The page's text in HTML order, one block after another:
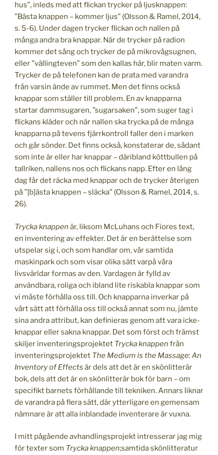
hus”, inleds med att flickan trycker på ljusknappen:
”Bästa knappen – kommer ljus” (Olsson & Ramel, 2014,
s. 5-6). Under dagen trycker flickan och nallen på
många andra bra knappar. När de trycker på radion
kommer det sång och trycker de på mikrovågsugnen,
eller ”vällingteven” som den kallas här, blir maten varm.
Trycker de på telefonen kan de prata med varandra
från varsin ände av rummet. Men det finns också
knappar som ställer till problem. En av knapparna
startar dammsugaren, ”sugarsaken”, som suger tag i
flickans kläder och när nallen ska trycka på de många
knapparna på tevens fjärrkontroll faller den i marken
och går sönder. Det finns också, konstaterar de, sådant
som inte är eller har knappar – däribland köttbullen på
tallriken, nallens nos och flickans napp. Efter en lång
dag får det räcka med knappar och de trycker återigen
på ”[b]ästa knappen – släcka” (Olsson & Ramel, 2014, s.
26).
Trycka knappen är, liksom McLuhans och Fiores text,
en inventering av effekter. Det är en berättelse som
utspelar sig i, och som handlar om, vår samtida
maskinpark och som visar olika sätt varpå våra
livsvärldar formas av den. Vardagen är fylld av
användbara, roliga och ibland lite riskabla knappar som
vi måste förhålla oss till. Och knapparna inverkar på
vårt sätt att förhålla oss till också annat som nu, jämte
sina andra attribut, kan definieras genom att vara icke-
knappar eller sakna knappar. Det som först och främst
skiljer inventeringsprojektet Trycka knappen från
inventeringsprojektet The Medium is the Massage: An
Inventory of Effects är dels att det är en skönlitterär
bok, dels att det är en skönlitterär bok för barn – om
specifikt barnets förhållande till tekniken. Annars liknar
de varandra på flera sätt, där ytterligare en gemensam
nämnare är att alla inblandade inventerare är vuxna.
I mitt pågående avhandlingsprojekt intresserar jag mig
för texter som Trycka knappen;samtida skönlitteratur